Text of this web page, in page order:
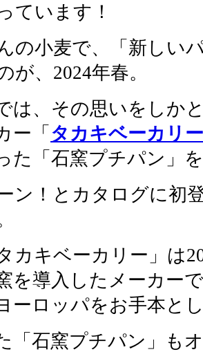
ています！
の小麦で、「新しい
が、2024年春。
は、その思いをしか
ー「 タカキベーカリー
た「石窯プチパン」
ン！とカタログに初
カキベーカリー」は
を導入したメーカー
ーロッパをお手本と
「石窯プチパン」も